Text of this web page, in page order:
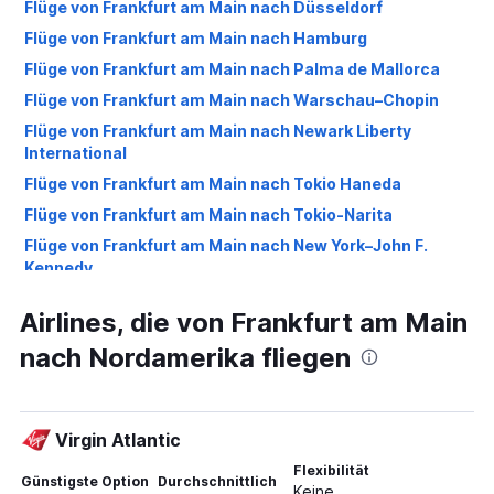
Flüge von Frankfurt am Main nach Düsseldorf
Flüge von Frankfurt am Main nach Hamburg
Flüge von Frankfurt am Main nach Palma de Mallorca
Flüge von Frankfurt am Main nach Warschau–Chopin
Flüge von Frankfurt am Main nach Newark Liberty
International
Flüge von Frankfurt am Main nach Tokio Haneda
Flüge von Frankfurt am Main nach Tokio-Narita
Flüge von Frankfurt am Main nach New York–John F.
Kennedy
Flüge von Frankfurt am Main nach Venedig M.P.
Flüge von Frankfurt am Main nach London Gatwick
Flüge von Frankfurt am Main nach Málaga
Flüge von Frankfurt Hahn nach Palma de Mallorca
Airlines, die von Frankfurt am Main
nach Nordamerika fliegen
Virgin Atlantic
Günstigste Option Durchschnittlich
Flexibilität